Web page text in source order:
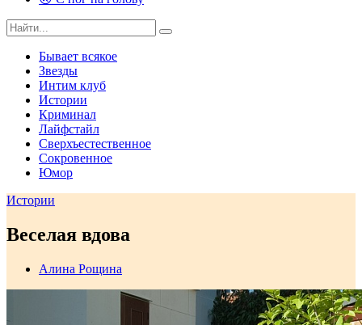
Бывает всякое
Звезды
Интим клуб
Истории
Криминал
Лайфстайл
Сверхъестественное
Сокровенное
Юмор
Истории
Веселая вдова
Алина Рощина